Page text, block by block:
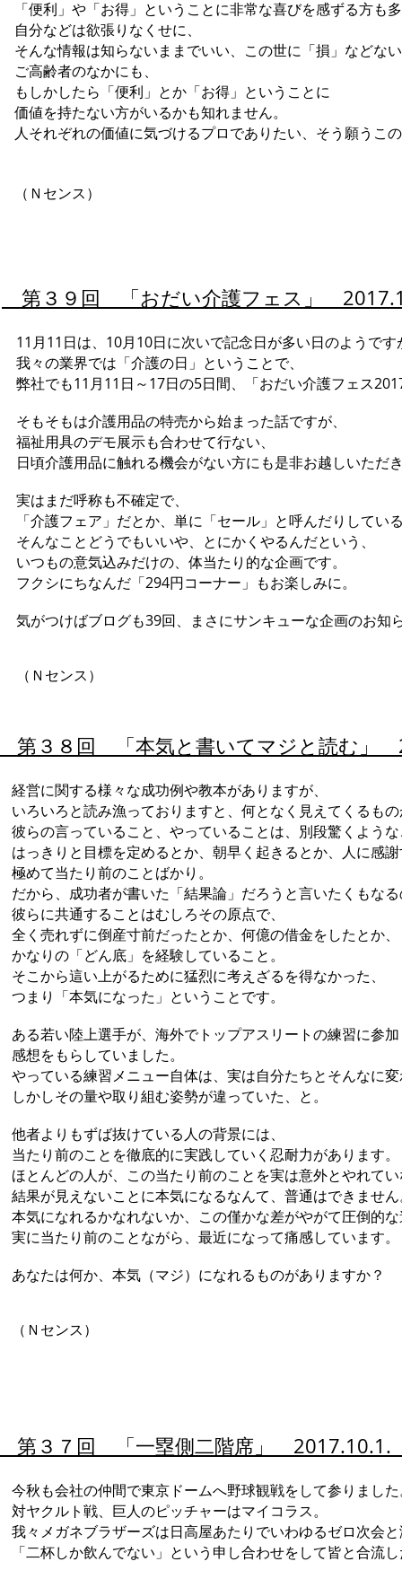
「便利」や「お得」ということに非常な喜びを感ずる方も
自分などは欲張りなくせに、
そんな情報は知らないままでいい、この世に「損」などな
ご高齢者のなかにも、
もしかしたら「便利」とか「お得」ということに
価値を持たない方がいるかも知れません。
人それぞれの価値に気づけるプロでありたい、そう願うこ
（Ｎセンス）
第３９回 「おだい介護フェス」
11月11日は、10月10日に次いで記念日が多い日のようです
我々の業界では「介護の日」ということで、
弊社でも11月11日～17日の5日間、「おだい介護フェス
そもそもは介護用品の特売から始まった話ですが、
福祉用具のデモ展示も合わせて行ない、
日頃介護用品に触れる機会がない方にも是非お越しいただ
実はまだ呼称も不確定で、
「介護フェア」だとか、単に「セール」と呼んだりしてい
そんなことどうでもいいや、とにかくやるんだという、
いつもの意気込みだけの、体当たり的な企画です。
フクシにちなんだ「294円コーナー」もお楽しみに。
気がつけばブログも39回、まさにサンキューな企画のお知
（Ｎセンス）
３８回 「本気と書いてマジと読む
営に関する様々な成功例や教本がありますが、
ろいろと読み漁っておりますと、何となく見えてくるもの
らの言っていること、やっていることは、別段驚くよう
っきりと目標を定めるとか、朝早く起きるとか、人に感謝
めて当たり前のことばかり。
から、成功者が書いた「結果論」だろうと言いたくもなる
らに共通することはむしろその原点で、
く売れずに倒産寸前だったとか、何億の借金をしたとか、
なりの「どん底」を経験していること。
こから這い上がるために猛烈に考えざるを得なかった、
まり「本気になった」ということです。
る若い陸上選手が、海外でトップアスリートの練習に参
想をもらしていました。
っている練習メニュー自体は、実は自分たちとそんなに変
かしその量や取り組む姿勢が違っていた、と。
者よりもずば抜けている人の背景には、
たり前のことを徹底的に実践していく忍耐力があります。
とんどの人が、この当たり前のことを実は意外とやれて
果が見えないことに本気になるなんて、普通はできませ
気になれるかなれないか、この僅かな差がやがて圧倒的
に当たり前のことながら、最近になって痛感しています。
なたは何か、本気（マジ）になれるものがありますか？
Ｎセンス）
３７回 「一塁側二階席」
秋も会社の仲間で東京ドームへ野球観戦をして参りまし
ヤクルト戦、巨人のピッチャーはマイコラス。
々メガネブラザーズは日高屋あたりでいわゆるゼロ次会と
二杯しか飲んでない」という申し合わせをして皆と合流